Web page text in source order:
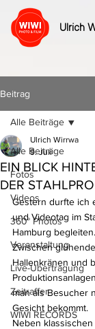
Ulrich
Beitrag
Alle Beiträge
Fotos
Videos
360° Photos
Veranstaltung
Live-Übertragung
Zeitraffer
WIWI RECORDS
Alle Beiträge
EIN BLICK
DER
Ulrich Wirrwa
9. Juli
Gestern durfte ich
und Videotag im
Hamburg begleiten.
Zwischen
Hallenkränen und
man als Besucher
Gesicht bekommt.
Neben